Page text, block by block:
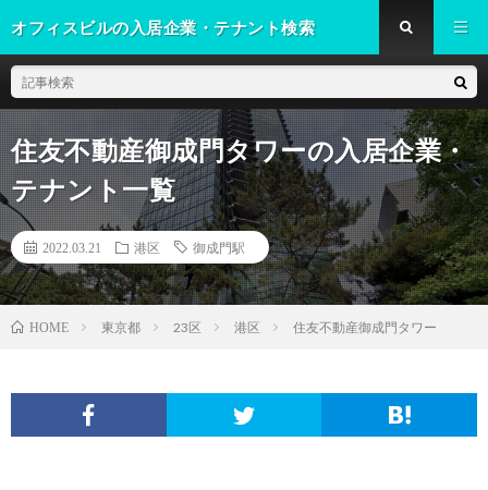
オフィスビルの入居企業・テナント検索
住友不動産御成門タワーの入居企業・
テナント一覧
2022.03.21 港区 御成門駅
HOME 東京都 23区 港区 住友不動産御成門タワー